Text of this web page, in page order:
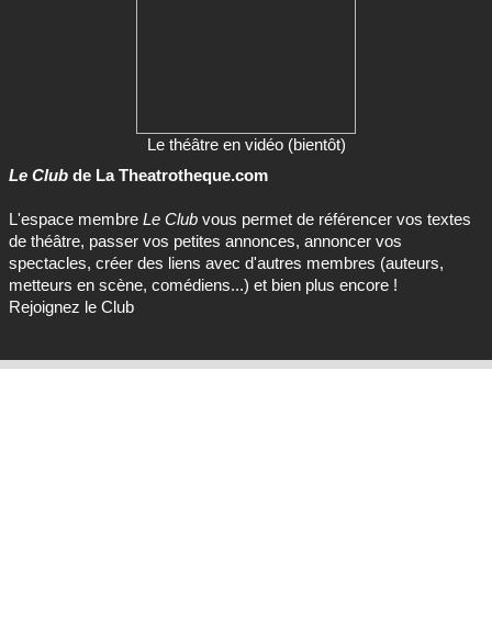
Le théâtre en vidéo (bientôt)
Le Club de La Theatrotheque.com
L'espace membre Le Club vous permet de référencer vos textes
de théâtre, passer vos petites annonces, annoncer vos
spectacles, créer des liens avec d'autres membres (auteurs,
metteurs en scène, comédiens...) et bien plus encore !
Rejoignez le Club